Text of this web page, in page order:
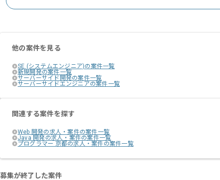
他の案件を見る
SE (システムエンジニア)の案件一覧
新規開発の案件一覧
サーバーサイド開発の案件一覧
サーバーサイドエンジニアの案件一覧
関連する案件を探す
Web 開発の求人・案件の案件一覧
Java 開発の求人・案件の案件一覧
プログラマー 京都の求人・案件の案件一覧
募集が終了した案件